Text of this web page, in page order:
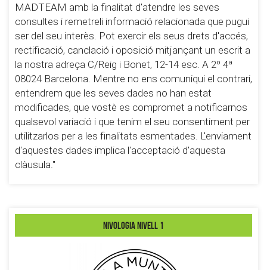
MADTEAM amb la finalitat d'atendre les seves
consultes i remetre­li informació relacionada que pugui
ser del seu interès. Pot exercir els seus drets d'accés,
rectificació, canclació i oposició mitjançant un escrit a
la nostra adreça C/Reig i Bonet, 12­-14 esc. A 2º 4ª
08024 Barcelona. Mentre no ens comuniqui el contrari,
entendrem que les seves dades no han estat
modificades, que vostè es compromet a notificar­nos
qualsevol variació i que tenim el seu consentiment per
utilitzar­los per a les finalitats esmentades. L'enviament
d'aquestes dades implica l'acceptació d'aquesta
clàusula."
Nivologia nivell 1